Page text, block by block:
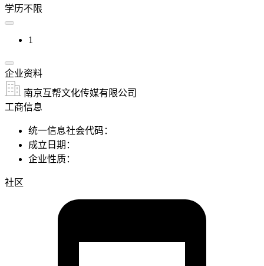
学历不限
1
企业资料
南京互帮文化传媒有限公司
工商信息
统一信息社会代码：
成立日期：
企业性质：
社区